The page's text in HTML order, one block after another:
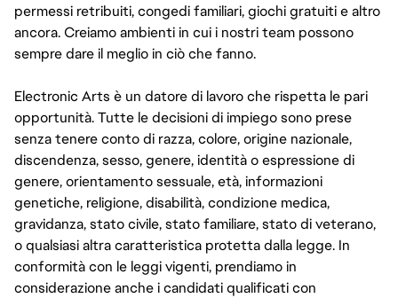
permessi retribuiti, congedi familiari, giochi gratuiti e altro
ancora. Creiamo ambienti in cui i nostri team possono
sempre dare il meglio in ciò che fanno.
Electronic Arts è un datore di lavoro che rispetta le pari
opportunità. Tutte le decisioni di impiego sono prese
senza tenere conto di razza, colore, origine nazionale,
discendenza, sesso, genere, identità o espressione di
genere, orientamento sessuale, età, informazioni
genetiche, religione, disabilità, condizione medica,
gravidanza, stato civile, stato familiare, stato di veterano,
o qualsiasi altra caratteristica protetta dalla legge. In
conformità con le leggi vigenti, prendiamo in
considerazione anche i candidati qualificati con